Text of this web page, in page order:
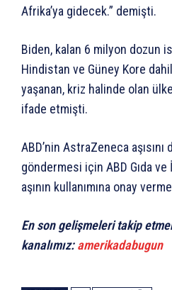
Afrika’ya gidecek.” demişti.
Biden, kalan 6 milyon dozun
Hindistan ve Güney Kore
yaşanan, kriz halinde olan
ifade etmişti.
ABD’nin AstraZeneca
göndermesi için ABD Gıda
aşının kullanımına onay
En son gelişmeleri takip
kanalımız:amerikadabugun